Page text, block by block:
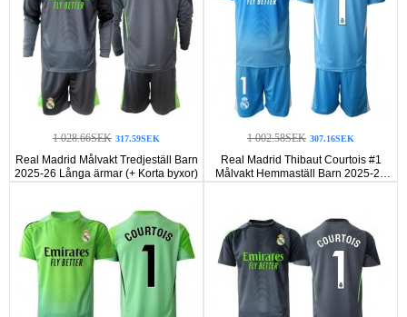
1 028.66SEK 317.59SEK
Real Madrid Målvakt Tredjeställ Barn
2025-26 Långa ärmar (+ Korta byxor)
1 002.58SEK 307.16SEK
Real Madrid Thibaut Courtois #1
Målvakt Hemmaställ Barn 2025-26
Korta ärmar (+ Korta byxor)